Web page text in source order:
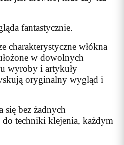
fantastycznie.
charakterystyczne włókna
w dowolnych
wyroby i artykuły
oryginalny wygląd i
się bez żadnych
do techniki klejenia, każdym